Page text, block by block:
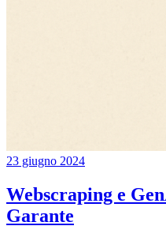
23 giugno 2024
Webscraping e
Garante